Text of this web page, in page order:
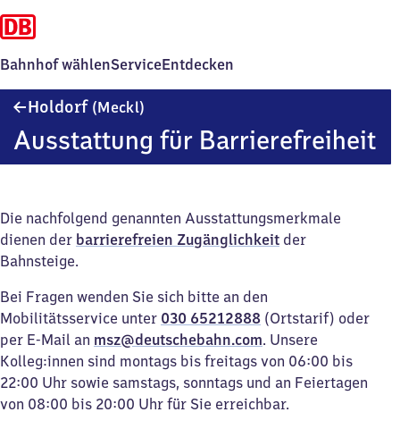
Bahnhof wählenServiceEntdecken
Holdorf (Meckl)
Ausstattung für Barrierefreiheit
Die nachfolgend genannten Ausstattungsmerkmale
dienen der barrierefreien Zugänglichkeit der
Bahnsteige.
Bei Fragen wenden Sie sich bitte an den
Mobilitätsservice unter 030 65212888 (Ortstarif) oder
per E-Mail an msz@deutschebahn.com. Unsere
Kolleg:innen sind montags bis freitags von 06:00 bis
22:00 Uhr sowie samstags, sonntags und an Feiertagen
von 08:00 bis 20:00 Uhr für Sie erreichbar.